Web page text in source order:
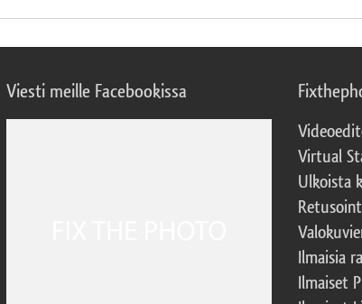
Viesti meille Facebookissa
Virtual
Ulkoista
Ilmaisia
Ilmaiset